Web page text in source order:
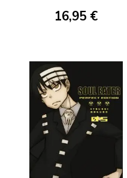
16,95 €